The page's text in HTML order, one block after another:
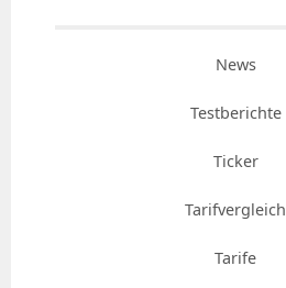
News
Testberichte
Ticker
Tarifvergleich
Tarife